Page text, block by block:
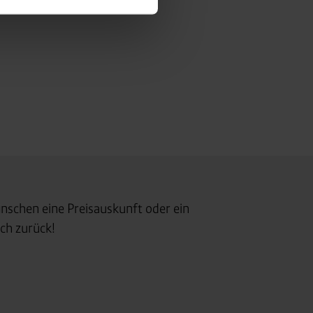
jeder Plattform erneut
sicher (z. B. EU-
Speicherdauer beträgt
eine Preisauskunft oder ein
zurück!